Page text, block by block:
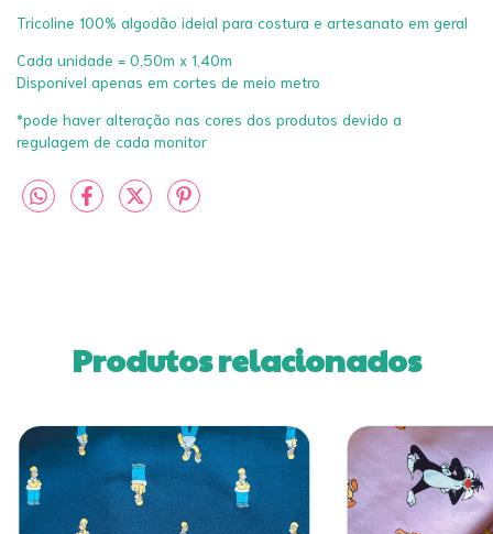
Tricoline 100% algodão ideial para costura e artesanato em geral
Cada unidade = 0,50m x 1,40m
Disponível apenas em cortes de meio metro
*pode haver alteração nas cores dos produtos devido a
regulagem de cada monitor
Produtos relacionados